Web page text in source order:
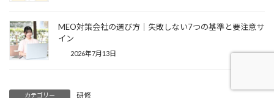
MEO対策会社の選び方｜失敗しない7つの基準と要注意サ
イン
2026年7月13日
カテゴリー 研修